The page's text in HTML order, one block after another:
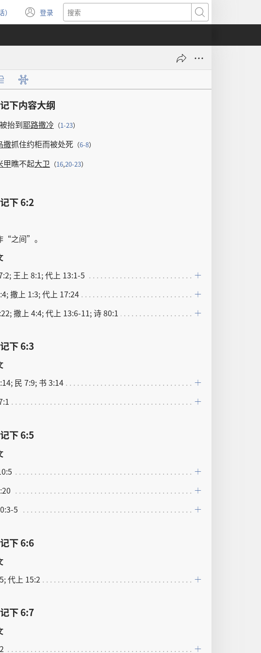
登录
（打
开
窗
搜
索
下内容大纲
被抬到耶路撒冷 （1-23）
撒抓住约柜而被处死 （6-8）
甲瞧不起大卫 （16,20-23）
下 6:2
“之间”。
王上 8:1; 代上 13:1-5
撒上 1:3; 代上 17:24
撒上 4:4; 代上 13:6-11; 诗 80:1
下 6:3
民 7:9; 书 3:14
下 6:5
5
下 6:6
代上 15:2
下 6:7